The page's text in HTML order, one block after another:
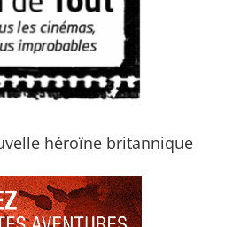
héroïne britannique